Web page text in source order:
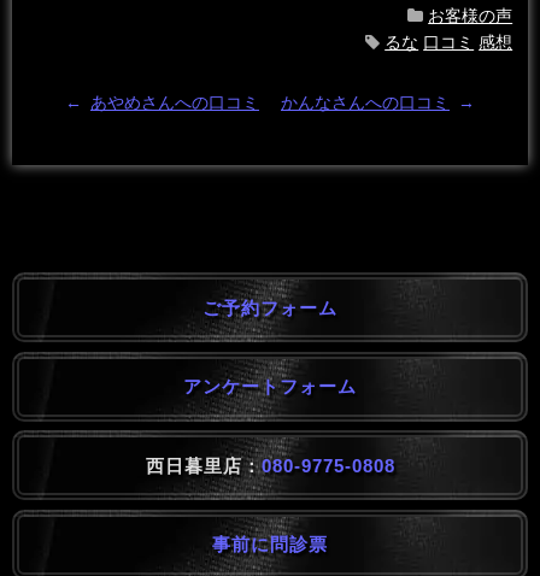
お客様の声
るな 口コミ 感想
← あやめさんへの口コミ かんなさんへの口コミ →
ご予約フォーム
アンケートフォーム
西日暮里店：080-9775-0808
事前に問診票